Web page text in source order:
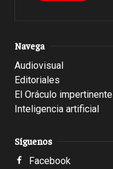
Navega
Audiovisual
Editoriales
El Oráculo impertinente
Inteligencia artificial
Síguenos
Facebook